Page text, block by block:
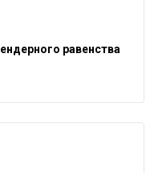
равенства